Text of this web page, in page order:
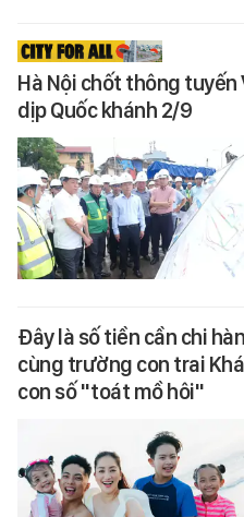
Hà Nội chốt thông
dịp Quốc khánh 2/9
Đây là số tiền cần chi
cùng trường con trai
con số "toát mồ hôi"